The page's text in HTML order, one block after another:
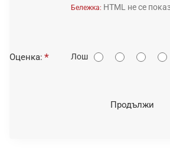
Бележка: HTML не се
О
Оценка: Лош
Продължи